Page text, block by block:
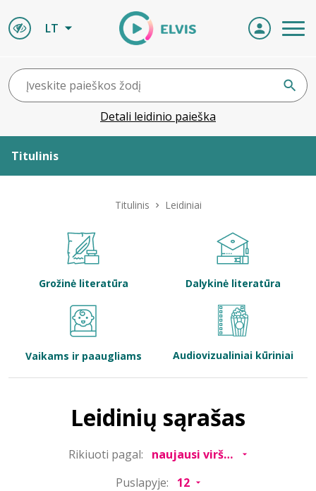
LT
Detali leidinio paieška
Titulinis
Bibliotekoms
Titulinis Leidiniai
Grožinė literatūra Dalykinė literatūra
Vaikams ir paaugliams Audiovizualiniai kūriniai
Leidinių sąrašas
Rikiuoti pagal:
Puslapyje: